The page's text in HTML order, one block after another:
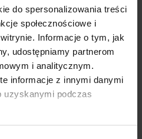
do spersonalizowania treści
społecznościowe i
Informacje o tym, jak
udostępniamy partnerom
i analitycznym.
informacje z innymi danymi
uzyskanymi podczas
Tomaszewska
Domestic Design
ukończenia: 2020